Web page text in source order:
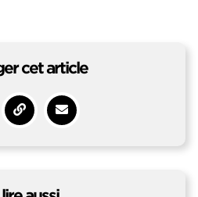
cet article